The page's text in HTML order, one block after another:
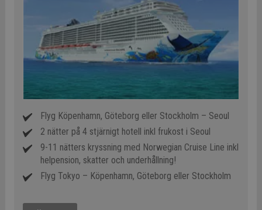
Flyg Köpenhamn, Göteborg eller Stockholm – Seoul
2 nätter på 4 stjärnigt hotell inkl frukost i Seoul
9-11 nätters kryssning med Norwegian Cruise Line inkl
helpension, skatter och underhållning!
Flyg Tokyo – Köpenhamn, Göteborg eller Stockholm